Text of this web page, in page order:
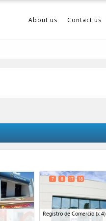
About us Contact us
Registro de Comercio(x 4)
7 8 17 18